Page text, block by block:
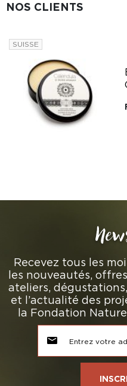
NOS CLIENTS
SUISSE
Recevez tous les
les nouveautés,
ateliers,
et l’actualité des
la Fondation